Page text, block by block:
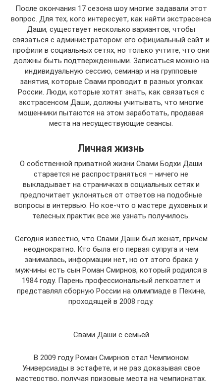
После окончания 17 сезона шоу многие задавали этот
вопрос. Для тех, кого интересует, как найти экстрасенса
Даши, существует несколько вариантов, чтобы
связаться с администратором: его официальный сайт и
профили в социальных сетях, но только учтите, что они
должны быть подтвержденными. Записаться можно на
индивидуальную сессию, семинар и на групповые
занятия, которые Свами проводит в разных уголках
России. Люди, которые хотят знать, как связаться с
экстрасенсом Даши, должны учитывать, что многие
мошенники пытаются на этом заработать, продавая
места на несуществующие сеансы.
Личная жизнь
О собственной приватной жизни Свами Бодхи Даши
старается не распространяться – ничего не
выкладывает на страничках в социальных сетях и
предпочитает уклоняться от ответов на подобные
вопросы в интервью. Но кое-что о мастере духовных и
телесных практик все же узнать получилось.
Сегодня известно, что Свами Даши был женат, причем
неоднократно. Кто была его первая супруга и чем
занималась, информации нет, но от этого брака у
мужчины есть сын Роман Смирнов, который родился в
1984 году. Парень профессиональный легкоатлет и
представлял сборную России на олимпиаде в Пекине,
проходящей в 2008 году.
Свами Даши с семьей
В 2009 году Роман Смирнов стал Чемпионом
Универсиады в эстафете, и не раз доказывая свое
мастерство, получая призовые места на чемпионатах.